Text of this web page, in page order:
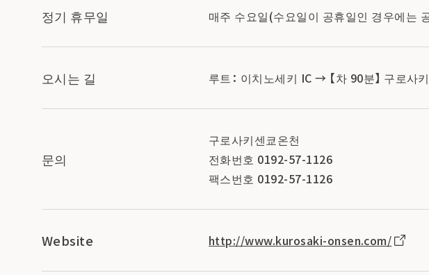
정기 휴무일 매주 수요일(수요일이 공휴일인 경우에는
오시는 길 루트： 이치노세키 IC → 【차 90분】 구로사
문의
구로사키센쿄온천
전화번호 0192-57-1126
팩스번호 0192-57-1126
Website http://www.kurosaki-onsen.com/